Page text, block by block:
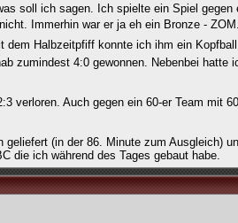
soll ich sagen. Ich spielte ein Spiel
Immerhin war er ja eh ein Bronze - ZOM.
dem Halbzeitpfiff konnte ich ihm ein
zumindest 4:0 gewonnen. Nebenbei hatte
verloren. Auch gegen ein 60-er Team mit
geliefert (in der 86. Minute zum Ausgleich)
die ich während des Tages gebaut habe.